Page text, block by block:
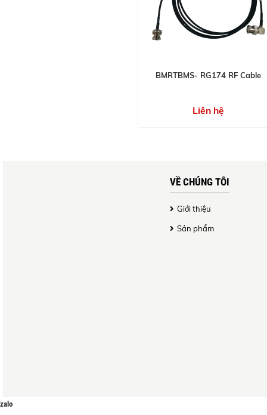
BMRTBMS- RG174 RF Cable
Liên hệ
VỀ CHÚNG TÔI
Giới thiệu
Sản phẩm
zalo